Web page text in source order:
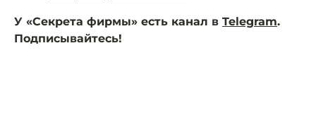
У «Секрета фирмы» есть канал в Telegram.
Подписывайтесь!